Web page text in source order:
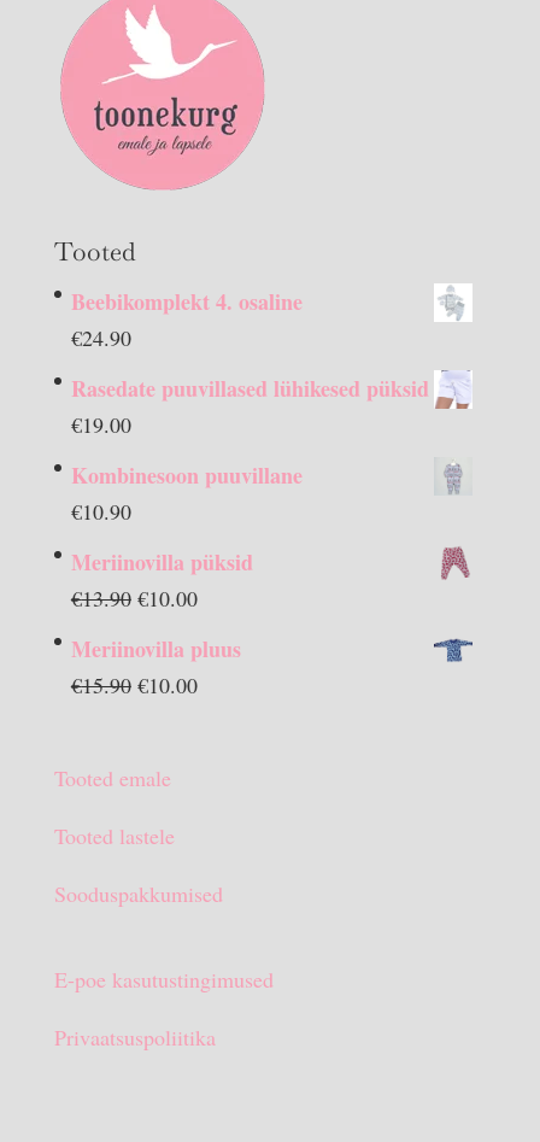
Tooted
Beebikomplekt 4. osaline
€24.90
Rasedate puuvillased lühikesed püksid
€19.00
Kombinesoon puuvillane
€10.90
Meriinovilla püksid
€13.90 Algne
€10.00Praegune
on:
Meriinovilla pluus
€15.90 Algne
€15.90.
€10.00Praegune
Tooted emale
Tooted lastele
Sooduspakkumised
E-poe kasutustingimused
Privaatsuspoliitika